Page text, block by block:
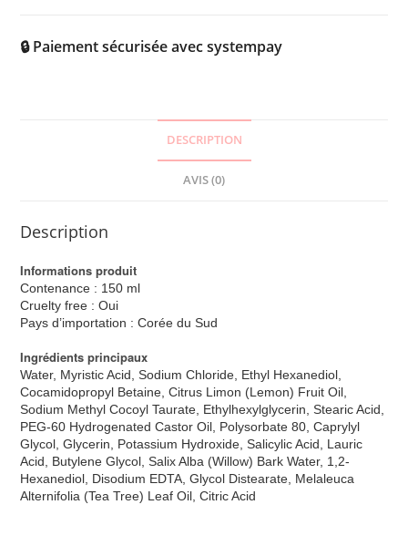
🔒 Paiement sécurisée avec systempay
DESCRIPTION
AVIS (0)
Description
Informations produit
Contenance : 150 ml
Cruelty free : Oui
Pays d’importation : Corée du Sud
Ingrédients principaux
Water, Myristic Acid, Sodium Chloride, Ethyl Hexanediol,
Cocamidopropyl Betaine, Citrus Limon (Lemon) Fruit Oil,
Sodium Methyl Cocoyl Taurate, Ethylhexylglycerin, Stearic Acid,
PEG-60 Hydrogenated Castor Oil, Polysorbate 80, Caprylyl
Glycol, Glycerin, Potassium Hydroxide, Salicylic Acid, Lauric
Acid, Butylene Glycol, Salix Alba (Willow) Bark Water, 1,2-
Hexanediol, Disodium EDTA, Glycol Distearate, Melaleuca
Alternifolia (Tea Tree) Leaf Oil, Citric Acid